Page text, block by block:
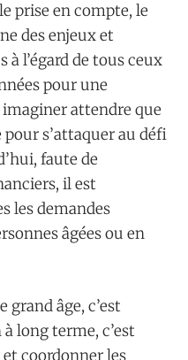
prise en compte, le
des enjeux et
l’égard de tous ceux
pour une
attendre que
s’attaquer au défi
faute de
il est
les demandes
âgées ou en
âge, c’est
long terme, c’est
coordonner les